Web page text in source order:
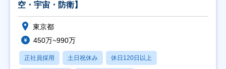
空・宇宙・防衛】
東京都
450万~990万
正社員採用 土日祝休み 休日120日以上